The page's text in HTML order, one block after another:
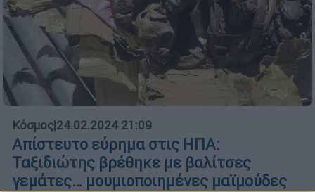
Κόσμος|24.02.2024 21:09
Απίστευτο εύρημα στις ΗΠΑ:
Ταξιδιώτης βρέθηκε με βαλίτσες
γεμάτες… μουμιοποιημένες μαϊμούδες